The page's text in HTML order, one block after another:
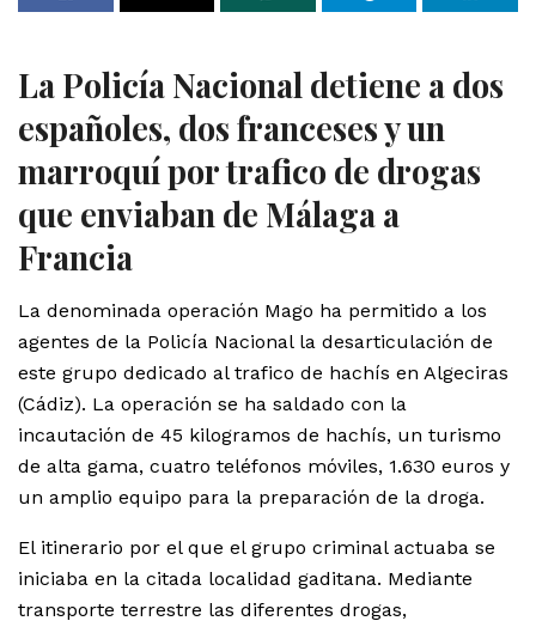
La Policía Nacional detiene a dos
españoles, dos franceses y un
marroquí por trafico de drogas
que enviaban de Málaga a
Francia
La denominada operación Mago ha permitido a los
agentes de la Policía Nacional la desarticulación de
este grupo dedicado al trafico de hachís en Algeciras
(Cádiz). La operación se ha saldado con la
incautación de 45 kilogramos de hachís, un turismo
de alta gama, cuatro teléfonos móviles, 1.630 euros y
un amplio equipo para la preparación de la droga.
El itinerario por el que el grupo criminal actuaba se
iniciaba en la citada localidad gaditana. Mediante
transporte terrestre las diferentes drogas,